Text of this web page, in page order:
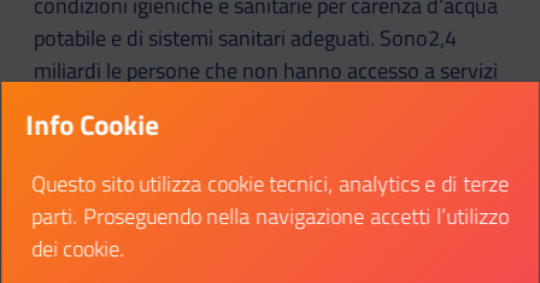
potabile e di sistemi sanitari adeguati. Sono2,4
miliardi le persone che non hanno accesso a servizi
dimostra quanto sia necessario intervenire in fretta
riguarda i danni ambientali che le infrastrutture
carenti provocano. Più dell’80% delle acque di
scarico prodotte da attività umane viene riversato
in fiumi o mari per l’assenza di sistemi di
Info Cookie
Questo sito utilizza cookie tecnici, analytics e di terze
parti. Proseguendo nella navigazione accetti l’utilizzo
dei cookie.